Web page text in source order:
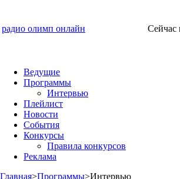
радио олимп онлайн Сейчас
Ведущие
Программы
Интервью
Плейлист
Новости
События
Конкурсы
Правила конкурсов
Реклама
Главная>Программы>Интервью